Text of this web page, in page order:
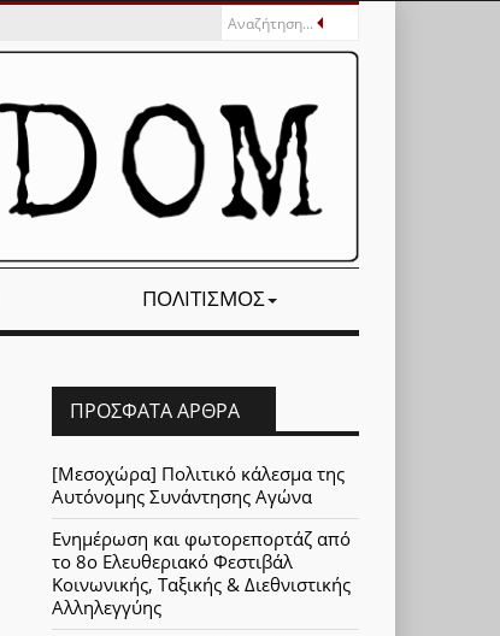
ΠΟΛΙΤΙΣΜΌΣ
ΠΡΌΣΦΑΤΑ ΆΡΘΡΑ
[Μεσοχώρα] Πολιτικό κάλεσμα της
Αυτόνομης Συνάντησης Αγώνα
Ενημέρωση και φωτορεπορτάζ από
το 8ο Ελευθεριακό Φεστιβάλ
Κοινωνικής, Ταξικής & Διεθνιστικής
Αλληλεγγύης